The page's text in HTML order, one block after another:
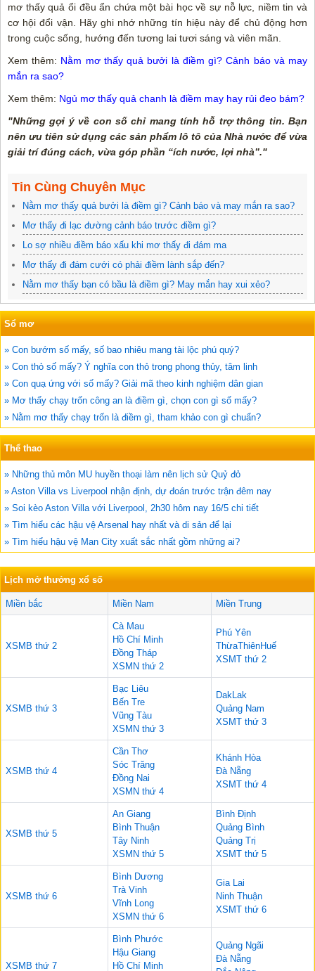
mơ thấy quả ổi đều ẩn chứa một bài học về sự nỗ lực, niềm tin và
cơ hội đổi vận. Hãy ghi nhớ những tín hiệu này để chủ động hơn
trong cuộc sống, hướng đến tương lai tươi sáng và viên mãn.
Xem thêm: Nằm mơ thấy quả bưởi là điềm gì? Cảnh báo và may
mắn ra sao?
Xem thêm: Ngủ mơ thấy quả chanh là điềm may hay rủi đeo bám?
"Những gợi ý về con số chỉ mang tính hỗ trợ thông tin. Bạn
nên ưu tiên sử dụng các sản phẩm lô tô của Nhà nước để vừa
giải trí đúng cách, vừa góp phần “ích nước, lợi nhà”."
Tin Cùng Chuyên Mục
Nằm mơ thấy quả bưởi là điềm gì? Cảnh báo và may mắn ra sao?
Mơ thấy đi lạc đường cảnh báo trước điềm gì?
Lo sợ nhiều điềm báo xấu khi mơ thấy đi đám ma
Mơ thấy đi đám cưới có phải điềm lành sắp đến?
Nằm mơ thấy bạn có bầu là điềm gì? May mắn hay xui xẻo?
Sổ mơ
» Con bướm số mấy, số bao nhiêu mang tài lộc phú quý?
» Con thỏ số mấy? Ý nghĩa con thỏ trong phong thủy, tâm linh
» Con quạ ứng với số mấy? Giải mã theo kinh nghiệm dân gian
» Mơ thấy chạy trốn công an là điềm gì, chọn con gì số mấy?
» Nằm mơ thấy chạy trốn là điềm gì, tham khảo con gì chuẩn?
Thể thao
» Những thủ môn MU huyền thoại làm nên lịch sử Quỷ đỏ
» Aston Villa vs Liverpool nhận định, dự đoán trước trận đêm nay
» Soi kèo Aston Villa với Liverpool, 2h30 hôm nay 16/5 chi tiết
» Tìm hiểu các hậu vệ Arsenal hay nhất và di sản để lại
» Tìm hiểu hậu vệ Man City xuất sắc nhất gồm những ai?
Lịch mở thưởng xổ số
Miền bắc Miền Nam Miền Trung
XSMB thứ 2
Cà Mau
Hồ Chí Minh
Đồng Tháp
XSMN thứ 2
Phú Yên
ThừaThiênHuế
XSMT thứ 2
XSMB thứ 3
Bạc Liêu
Bến Tre
Vũng Tàu
XSMN thứ 3
DakLak
Quảng Nam
XSMT thứ 3
XSMB thứ 4
Cần Thơ
Sóc Trăng
Đồng Nai
XSMN thứ 4
Khánh Hòa
Đà Nẵng
XSMT thứ 4
XSMB thứ 5
An Giang
Bình Thuận
Tây Ninh
XSMN thứ 5
Bình Định
Quảng Bình
Quảng Trị
XSMT thứ 5
XSMB thứ 6
Bình Dương
Trà Vinh
Vĩnh Long
XSMN thứ 6
Gia Lai
Ninh Thuận
XSMT thứ 6
XSMB thứ 7
Bình Phước
Hậu Giang
Hồ Chí Minh
Quảng Ngãi
Đà Nẵng